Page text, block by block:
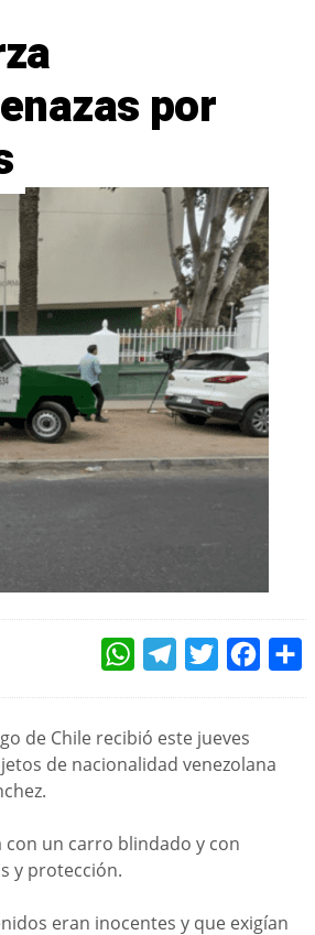
por
WHATSAPPTELEGRAMTWITTERFACEBOOK
de Chile recibió este jueves
de nacionalidad venezolana
un carro blindado y con
y protección.
eran inocentes y que exigían